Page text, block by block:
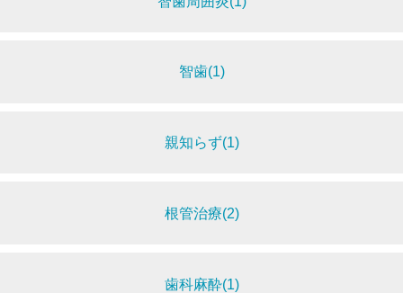
智歯(1)
親知らず(1)
根管治療(2)
歯科麻酔(1)